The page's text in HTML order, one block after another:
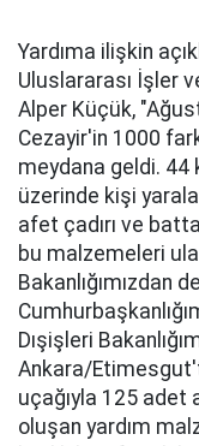
Yardıma ilişkin
Uluslararası İşler
Alper Küçük,
Cezayir'in 1000
meydana geldi. 44
üzerinde kişi
afet çadırı ve
bu malzemeleri
Bakanlığımızdan
Dışişleri
Ankara/
uçağıyla 125 adet
oluşan yardım